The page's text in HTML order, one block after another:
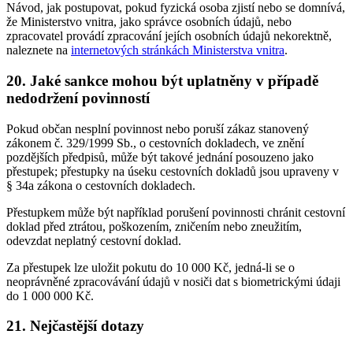
Návod, jak postupovat, pokud fyzická osoba zjistí nebo se domnívá,
že Ministerstvo vnitra, jako správce osobních údajů, nebo
zpracovatel provádí zpracování jejích osobních údajů nekorektně,
naleznete na internetových stránkách Ministerstva vnitra.
20. Jaké sankce mohou být uplatněny v případě
nedodržení povinností
Pokud občan nesplní povinnost nebo poruší zákaz stanovený
zákonem č. 329/1999 Sb., o cestovních dokladech, ve znění
pozdějších předpisů, může být takové jednání posouzeno jako
přestupek; přestupky na úseku cestovních dokladů jsou upraveny v
§ 34a zákona o cestovních dokladech.
Přestupkem může být například porušení povinnosti chránit cestovní
doklad před ztrátou, poškozením, zničením nebo zneužitím,
odevzdat neplatný cestovní doklad.
Za přestupek lze uložit pokutu do 10 000 Kč, jedná-li se o
neoprávněné zpracovávání údajů v nosiči dat s biometrickými údaji
do 1 000 000 Kč.
21. Nejčastější dotazy